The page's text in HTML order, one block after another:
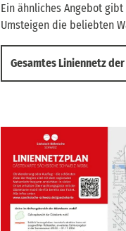
Ein ähnliches Angebot
Umsteigen die beliebten
Gesamtes Liniennetz